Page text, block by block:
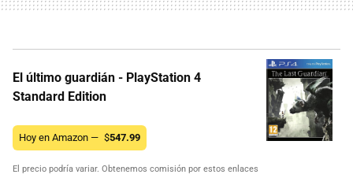
El último guardián - PlayStation 4
Standard Edition
Hoy en Amazon — $547.99
El precio podría variar. Obtenemos comisión por estos enlaces